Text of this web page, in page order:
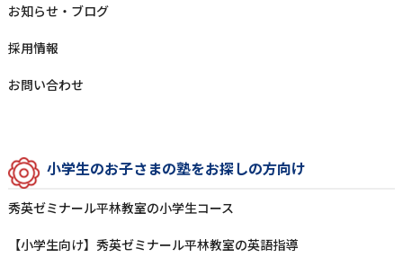
お知らせ‧ブログ
採⽤情報
お問い合わせ
⼩学⽣のお⼦さまの塾をお探しの⽅向け
秀英ゼミナール平林教室の⼩学⽣コース
【小学生向け】秀英ゼミナール平林教室の英語指導